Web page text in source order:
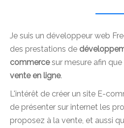
Je suis un développeur web
des prestations de
commercesur mesure afin
vente en ligne.
L'intérêt de créer un site E-
de présenter sur internet les
proposez à la vente, et aussi